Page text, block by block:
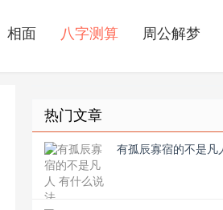
相面 八字测算 周公解梦
热门文章
有孤辰寡宿的不是凡